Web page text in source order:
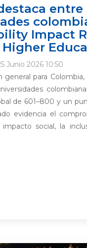
entre
Impact
Junio 2026 10:50
general para
de 601–800 y un
evidencia el
impacto social, la